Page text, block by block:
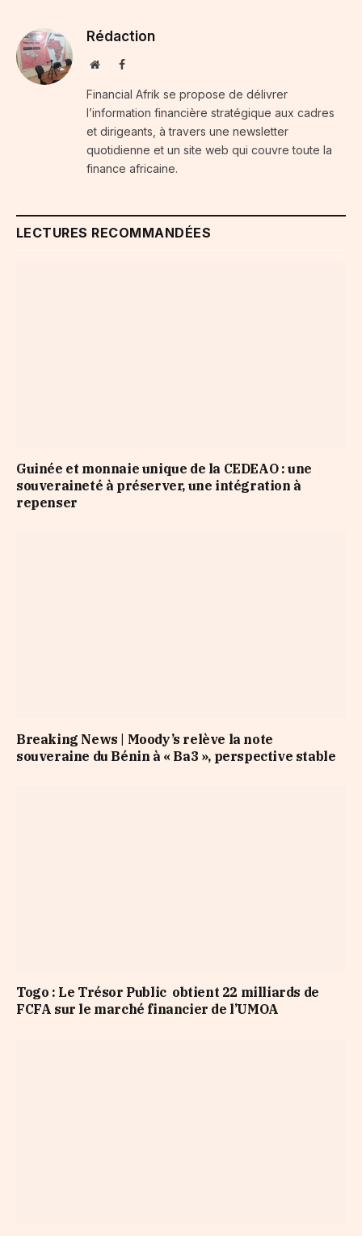
Rédaction
WebsiteFacebook
Financial Afrik se propose de délivrer
l’information financière stratégique aux cadres
et dirigeants, à travers une newsletter
quotidienne et un site web qui couvre toute la
finance africaine.
LECTURES RECOMMANDÉES
Guinée et monnaie unique de la CEDEAO : une
souveraineté à préserver, une intégration à
repenser
Breaking News | Moody’s relève la note
souveraine du Bénin à « Ba3 », perspective stable
Togo : Le Trésor Public obtient 22 milliards de
FCFA sur le marché financier de l’UMOA